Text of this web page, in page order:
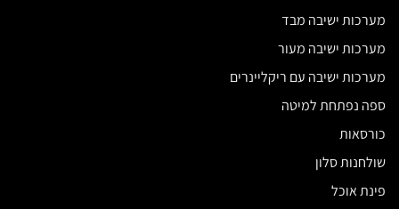
מערכות ישיבה מבד
מערכות ישיבה מעור
מערכות ישיבה עם ריקליינרים
ספה נפתחת למיטה
כורסאות
שולחנות סלון
פינת אוכל